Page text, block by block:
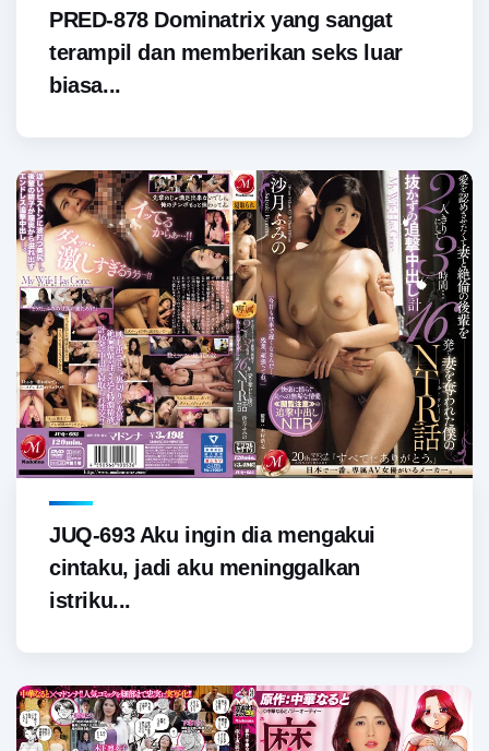
PRED-878 Dominatrix yang sangat
terampil dan memberikan seks luar
biasa...
JUQ-693 Aku ingin dia mengakui
cintaku, jadi aku meninggalkan
istriku...